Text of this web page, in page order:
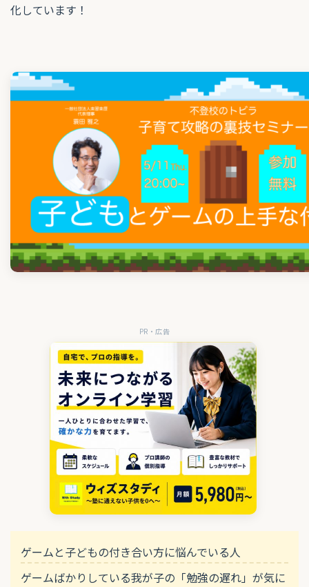
化しています！
PR・広告
ゲームと子どもの付き合い方に悩んでいる人
ゲームばかりしている我が子の「勉強の遅れ」が気に